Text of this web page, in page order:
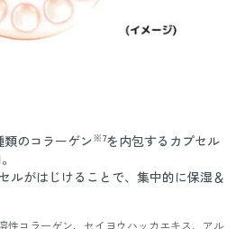
のコラーゲン※7を内包するカプセル
ルがはじけることで、集中的に保湿＆
性コラーゲン、セイヨウハッカエキス、アル